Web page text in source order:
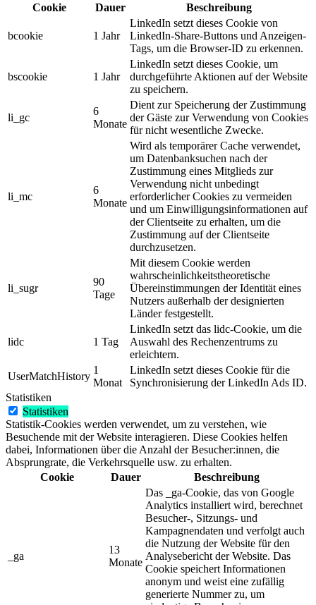
Cookie
Dauer Beschreibung
bcookie 1 Jahr
LinkedIn setzt dieses Cookie von
LinkedIn-Share-Buttons und Anzeigen-
Tags, um die Browser-ID zu erkennen.
bscookie 1 Jahr
LinkedIn setzt dieses Cookie, um
durchgeführte Aktionen auf der Website
zu speichern.
li_gc
6
Monate
Dient zur Speicherung der Zustimmung
der Gäste zur Verwendung von Cookies
für nicht wesentliche Zwecke.
li_mc
6
Monate
Wird als temporärer Cache verwendet,
um Datenbanksuchen nach der
Zustimmung eines Mitglieds zur
Verwendung nicht unbedingt
erforderlicher Cookies zu vermeiden
und um Einwilligungsinformationen auf
der Clientseite zu erhalten, um die
Zustimmung auf der Clientseite
durchzusetzen.
li_sugr
90
Tage
Mit diesem Cookie werden
wahrscheinlichkeitstheoretische
Übereinstimmungen der Identität eines
Nutzers außerhalb der designierten
Länder festgestellt.
lidc 1 Tag
LinkedIn setzt das lidc-Cookie, um die
Auswahl des Rechenzentrums zu
erleichtern.
UserMatchHistory
1
Monat
LinkedIn setzt dieses Cookie für die
Synchronisierung der LinkedIn Ads ID.
Statistiken
Statistiken
Statistik-Cookies werden verwendet, um zu verstehen, wie
Besuchende mit der Website interagieren. Diese Cookies helfen
dabei, Informationen über die Anzahl der Besucher:innen, die
Absprungrate, die Verkehrsquelle usw. zu erhalten.
Cookie
Dauer Beschreibung
_ga
13
Monate
Das _ga-Cookie, das von Google
Analytics installiert wird, berechnet
Besucher-, Sitzungs- und
Kampagnendaten und verfolgt auch
die Nutzung der Website für den
Analysebericht der Website. Das
Cookie speichert Informationen
anonym und weist eine zufällig
generierte Nummer zu, um